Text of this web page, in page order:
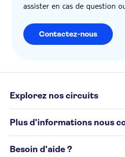
assister en cas de question
Contactez-nous
Explorez nos circuits
Circuits de groupe
Destinations
Plus d'informations nous
Politique en matière de
Besoin d'aide ?